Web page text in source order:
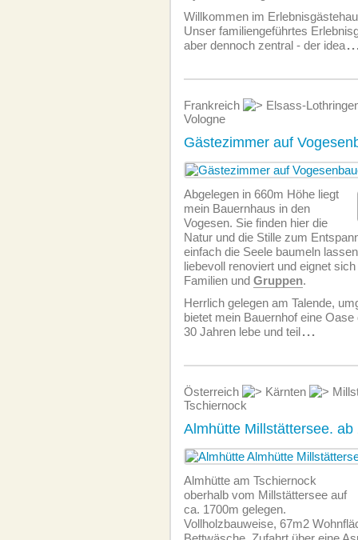
Willkommen im
Unser familiengeführtes
aber dennoch zentral - der idea
Frankreich
Elsass-
Vologne
Gästezimmer auf
Abgelegen in 660m Höhe liegt
mein Bauernhaus in den
Vogesen. Sie finden hier die
Natur und die Stille zum
einfach die Seele baumeln
liebevoll renoviert und eignet
Familien und Gruppen.
Herrlich gelegen am Talende,
bietet mein Bauernhof eine
30 Jahren lebe und teil...
Österreich Kärnten
Tschiernock
Almhütte Millstättersee. ab
Almhütte am Tschiernock
oberhalb vom Millstättersee auf
ca. 1700m gelegen.
Vollholzbauweise, 67m2